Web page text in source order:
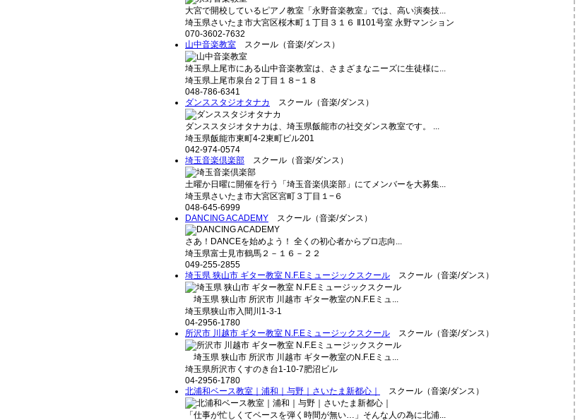
大宮で開校しているピアノ教室「永野音楽教室」では、高い演奏技...
埼玉県さいたま市大宮区桜木町１丁目３１６ Ⅱ101号室 永野マンション
070-3602-7632
山中音楽教室 スクール（音楽/ダンス）
埼玉県上尾市にある山中音楽教室は、さまざまなニーズに生徒様に...
埼玉県上尾市泉台２丁目１８−１８
048-786-6341
ダンススタジオタナカ
スクール（音楽/ダンス）
ダンススタジオタナカは、埼玉県飯能市の社交ダンス教室です。 ...
埼玉県飯能市東町4-2東町ビル201
042-974-0574
埼玉音楽倶楽部 スクール（音楽/ダンス）
土曜か日曜に開催を行う「埼玉音楽倶楽部」にてメンバーを大募集...
埼玉県さいたま市大宮区宮町３丁目１−６
048-645-6999
DANCING ACADEMY スクール（音楽/ダンス）
さあ！DANCEを始めよう！ 全くの初心者からプロ志向...
埼玉県富士見市鶴馬２－１６－２２
049-255-2855
埼玉県 狭山市 ギター教室 N.F.Eミュージックスクール スクール（音楽/ダンス）
埼玉県 狭山市 所沢市 川越市 ギター教室のN.F.Eミュ...
埼玉県狭山市入間川1-3-1
04-2956-1780
所沢市 川越市 ギター教室 N.F.Eミュージックスクール スクール（音楽/ダンス）
埼玉県 狭山市 所沢市 川越市 ギター教室のN.F.Eミュ...
埼玉県所沢市くすのき台1-10-7肥沼ビル
04-2956-1780
北浦和ベース教室｜浦和｜与野｜さいたま新都心｜
スクール（音楽/ダンス）
「仕事が忙しくてベースを弾く時間が無い…」そんな人の為に北浦...